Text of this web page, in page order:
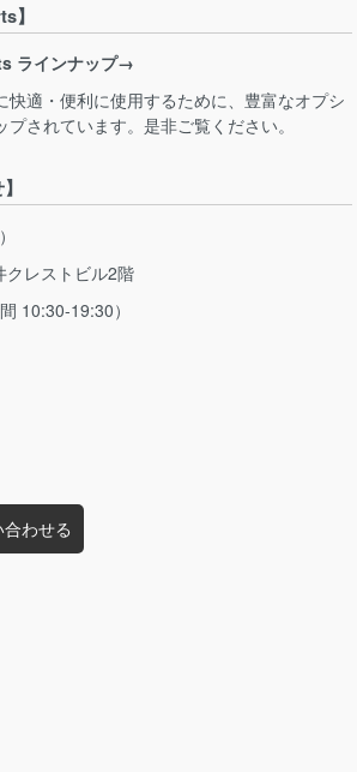
】
ラインナップ→
快適・便利に使用するために、豊富なオプシ
されています。是非ご覧ください。
レストビル2階
10:30-19:30）
わせる